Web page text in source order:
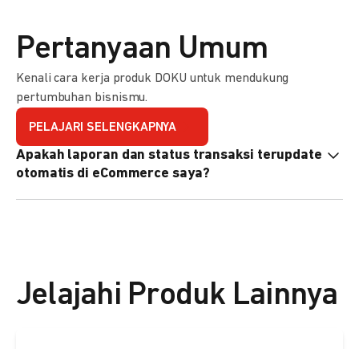
Pertanyaan Umum
Kenali cara kerja produk DOKU untuk mendukung
pertumbuhan bisnismu.
PELAJARI SELENGKAPNYA
Apakah laporan dan status transaksi terupdate
otomatis di eCommerce saya?
Jelajahi Produk Lainnya